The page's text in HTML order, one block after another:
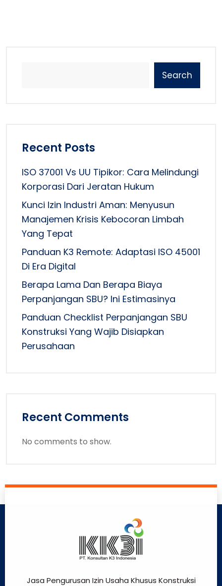
Search
Recent Posts
ISO 37001 Vs UU Tipikor: Cara Melindungi
Korporasi Dari Jeratan Hukum
Kunci Izin Industri Aman: Menyusun
Manajemen Krisis Kebocoran Limbah
Yang Tepat
Panduan K3 Remote: Adaptasi ISO 45001
Di Era Digital
Berapa Lama Dan Berapa Biaya
Perpanjangan SBU? Ini Estimasinya
Panduan Checklist Perpanjangan SBU
Konstruksi Yang Wajib Disiapkan
Perusahaan
Recent Comments
No comments to show.
Jasa Pengurusan Izin Usaha Khusus Konstruksi